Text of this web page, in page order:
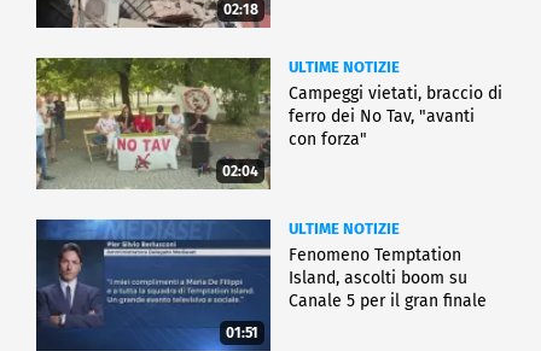
02:18
02:04
ULTIME NOTIZIE
Campeggi vietati, braccio di
ferro dei No Tav, "avanti
con forza"
01:51
ULTIME NOTIZIE
Fenomeno Temptation
Island, ascolti boom su
Canale 5 per il gran finale